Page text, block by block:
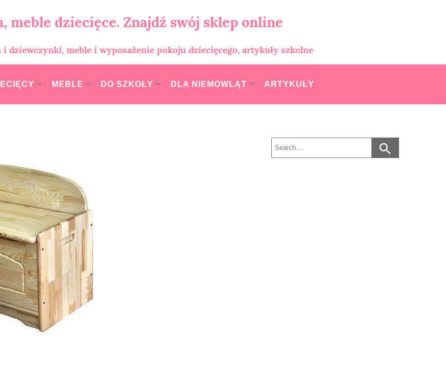
meble dziecięce. Znajdź swój sklep online
dziewczynki, meble i wyposażenie pokoju dziecięcego, artykuły szkolne
MEBLE DO SZKOŁY DLA NIEMOWLĄT ARTYKUŁY